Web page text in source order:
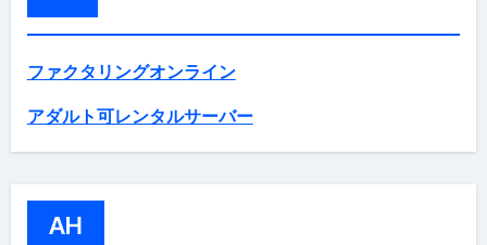
ファクタリングオンライン
アダルト可レンタルサーバー
AH